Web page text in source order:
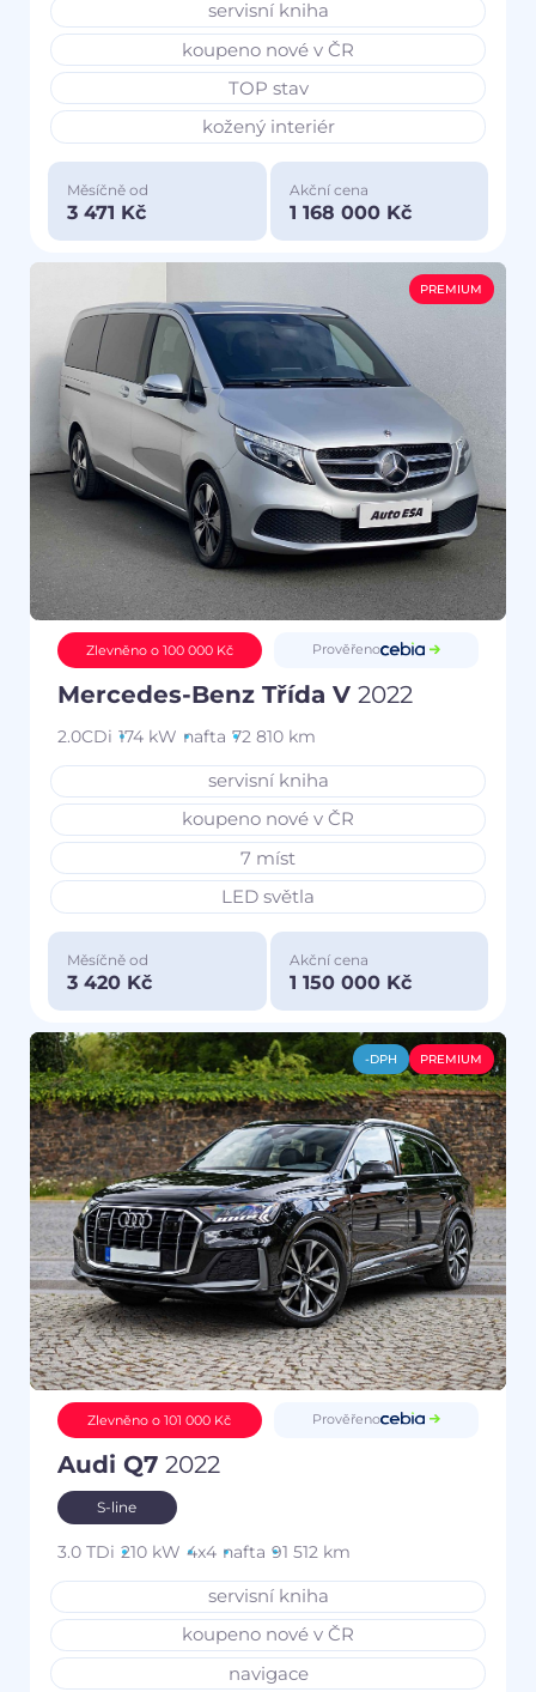
servisní kniha
koupeno nové v ČR
TOP stav
kožený interiér
Měsíčně od
3 471 Kč
Akční cena
1 168 000 Kč
PREMIUM
Zlevněno o 100 000 Kč Prověřeno
Mercedes-Benz Třída V 2022
2.0CDi 174 kW nafta 72 810 km
servisní kniha
koupeno nové v ČR
7 míst
LED světla
Měsíčně od
3 420 Kč
Akční cena
1 150 000 Kč
-DPH PREMIUM
Zlevněno o 101 000 Kč Prověřeno
Audi Q7 2022
S-line
3.0 TDi 210 kW 4x4 nafta 91 512 km
servisní kniha
koupeno nové v ČR
navigace